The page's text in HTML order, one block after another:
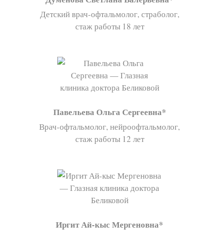
Детский врач-офтальмолог, страболог,
стаж работы 18 лет
Павельева Ольга Сергеевна
Врач-офтальмолог, нейроофтальмолог,
стаж работы 12 лет
Иргит Ай-кыс Мергеновна